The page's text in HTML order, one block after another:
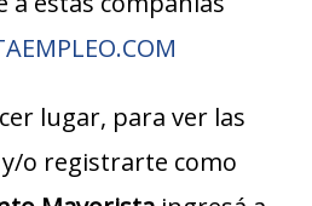
lugar, para ver las
o registrarte como